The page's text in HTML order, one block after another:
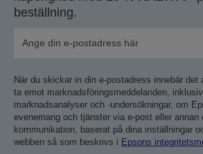
beställning.
När du skickar in din e-postadress innebär
ta emot marknadsföringsmeddelanden,
marknadsanalyser och -undersökningar, om
evenemang och tjänster via e-post eller annan
kommunikation, baserat på dina inställningar
webben så som beskrivs i Epsons